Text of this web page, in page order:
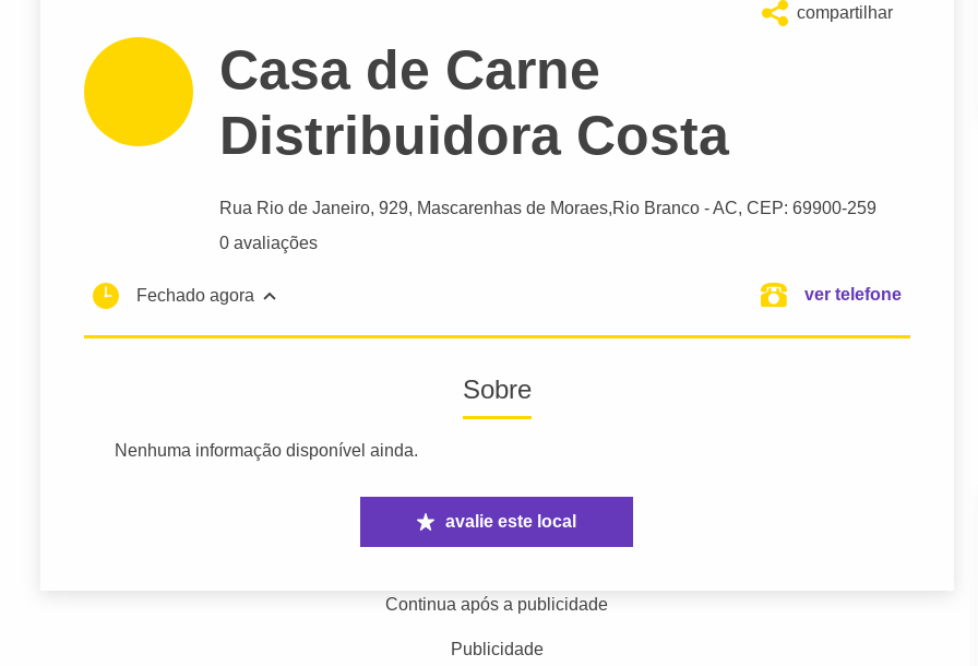
compartilhar
Casa de Carne
Distribuidora Costa
Rua Rio de Janeiro, 929, Mascarenhas de Moraes,Rio Branco - AC, CEP: 69900-259
0 avaliações
Fechado agora ver telefone
Sobre
Nenhuma informação disponível ainda.
avalie este local
Continua após a publicidade
Publicidade